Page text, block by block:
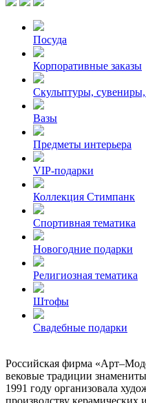
Посуда
Корпоративные заказы
Скульптуры,
Вазы
Предметы интерьера
VIP-подарки
Коллекция Стимпанк
Спортивная тематика
Новогодние подарки
Религиозная тематика
Штофы
Свадебные подарки
Российская фирма
вековые традиции
1991 году организовала
производству